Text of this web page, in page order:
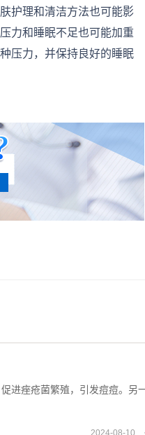
护理和清洁方法也可能影
力和睡眠不足也可能加重
压力，并保持良好的睡眠
进痤疮菌繁殖，引发痘痘。另一
2024-08-10